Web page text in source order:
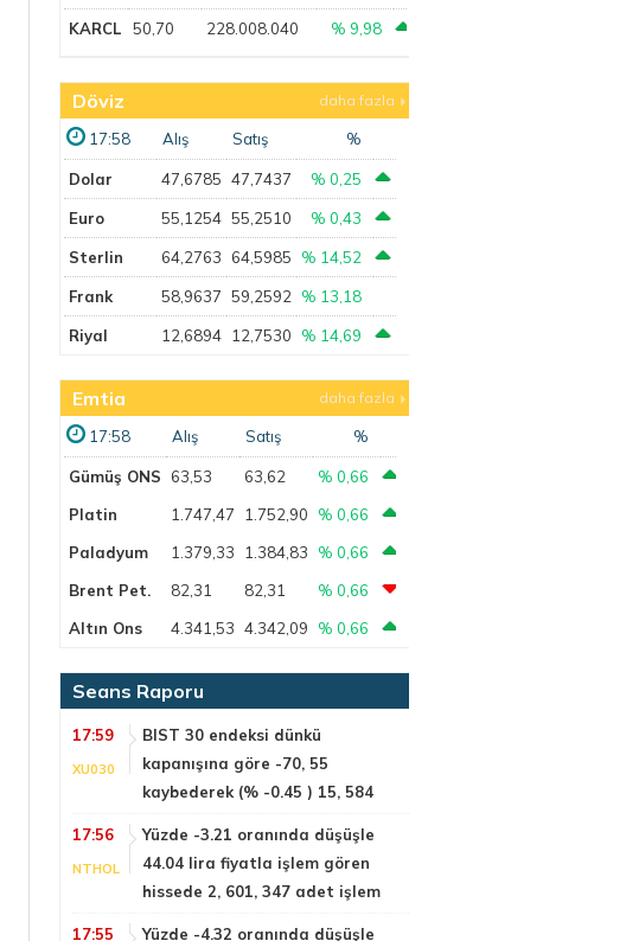
KARCL 50,70 228.008.040 % 9,98
Döviz daha fazla
17:58 Alış Satış %
Dolar 47,6785 47,7437 % 0,25
Euro 55,1254 55,2510 % 0,43
Sterlin 64,2763 64,5985 % 14,52
Frank 58,9637 59,2592 % 13,18
Riyal 12,6894 12,7530 % 14,69
Emtia daha fazla
17:58 Alış Satış %
Gümüş ONS 63,53 63,62
% 0,66
Platin
1.747,47 1.752,90
% 0,66
Paladyum
1.379,33 1.384,83
% 0,66
Brent Pet.
82,31 82,31
% 0,66
Altın Ons
4.341,53 4.342,09 % 0,66
Seans Raporu
17:59
XU030
BIST 30 endeksi dünkü
kapanışına göre -70, 55
kaybederek (% -0.45 ) 15, 584
17:56
NTHOL
Yüzde -3.21 oranında düşüşle
44.04 lira fiyatla işlem gören
hissede 2, 601, 347 adet işlem
17:55
Yüzde -4.32 oranında düşüşle